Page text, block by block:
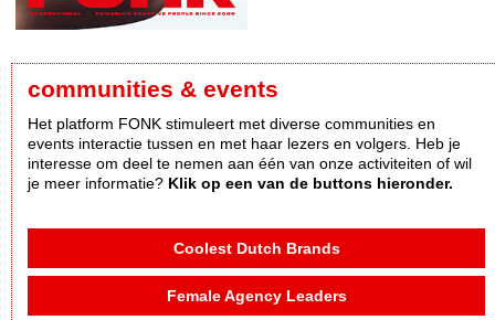
communities & events
Het platform FONK stimuleert met diverse communities en
events interactie tussen en met haar lezers en volgers. Heb je
interesse om deel te nemen aan één van onze activiteiten of wil
je meer informatie? Klik op een van de buttons hieronder.
Coolest Dutch Brands
Female Agency Leaders